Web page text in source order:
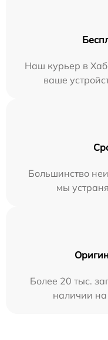
Наш курьер в
ваше
Большинство
мы
Более 20 тыс.
наличии на